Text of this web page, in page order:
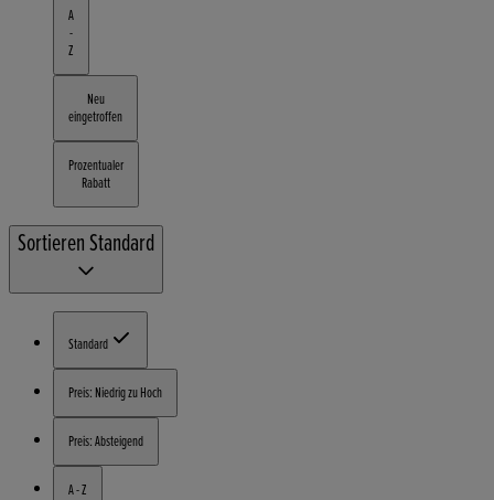
A
-
Z
Neu
eingetroffen
Prozentualer
Rabatt
SortierenStandard
Standard
Preis: Niedrig zu Hoch
Preis: Absteigend
A - Z